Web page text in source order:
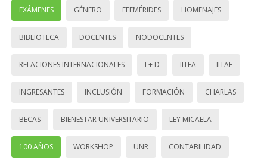
EXÁMENES GÉNERO EFEMÉRIDES HOMENAJES
BIBLIOTECA DOCENTES NODOCENTES
RELACIONES INTERNACIONALES I + D IITEA IITAE
INGRESANTES INCLUSIÓN FORMACIÓN CHARLAS
BECAS BIENESTAR UNIVERSITARIO LEY MICAELA
100 AÑOS WORKSHOP UNR CONTABILIDAD